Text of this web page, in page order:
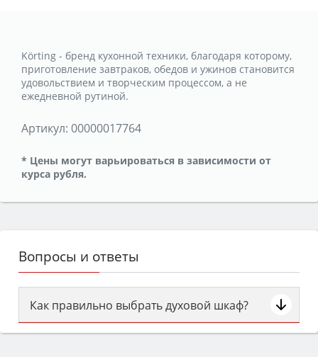
Körting - бренд кухонной техники, благодаря которому,
приготовление завтраков, обедов и ужинов становится
удовольствием и творческим процессом, а не
ежедневной рутиной.
Артикул: 00000017764
* Цены могут варьироваться в зависимости от
курса рубля.
Вопросы и ответы
Как правильно выбрать духовой шкаф?
Сначала определитесь с типом (газовый или